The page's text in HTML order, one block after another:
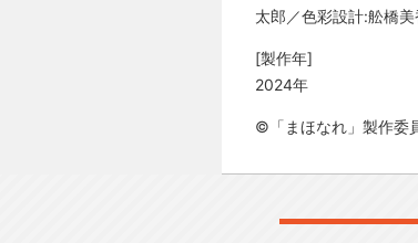
太郎／色彩設計:舩橋
[製作年]
2024年
©「まほなれ」製作委